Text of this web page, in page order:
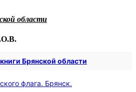
области
Брянской области
флага. Брянск.